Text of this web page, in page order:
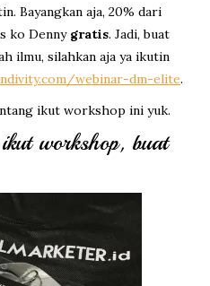
Bayangkan aja, 20% dari
ko Denny gratis. Jadi, buat
ilmu, silahkan aja ya ikutin
webinar-dm-elite.
ikut workshop ini yuk.
workshop, buat